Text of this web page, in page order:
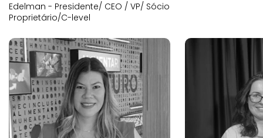
Edelman - Presidente/ CEO / VP/ Sócio
Proprietário/C-level